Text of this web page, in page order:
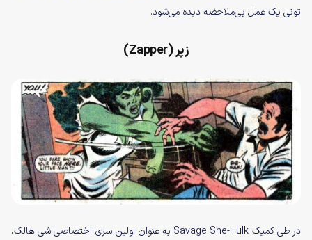
تونی یک عمل بی‌ملاحضه دیده می‌شود.
زپر (Zapper)
در طی کمیک Savage She-Hulk به عنوان اولین سری اختصاصی شی هالک،